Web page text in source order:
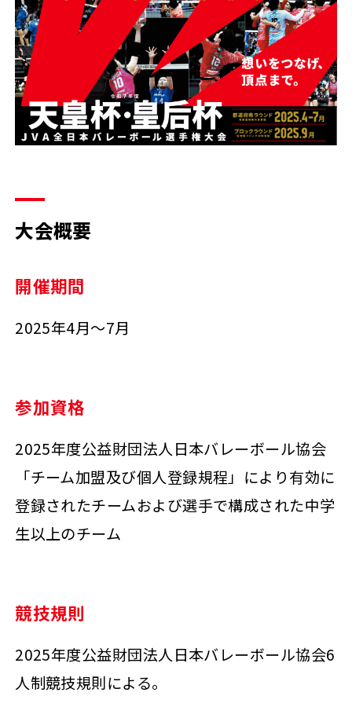
大会概要
開催期間
2025年4月～7月
参加資格
2025年度公益財団法人日本バレーボール協会
「チーム加盟及び個人登録規程」により有効に
登録されたチームおよび選手で構成された中学
生以上のチーム
競技規則
2025年度公益財団法人日本バレーボール協会6
人制競技規則による。